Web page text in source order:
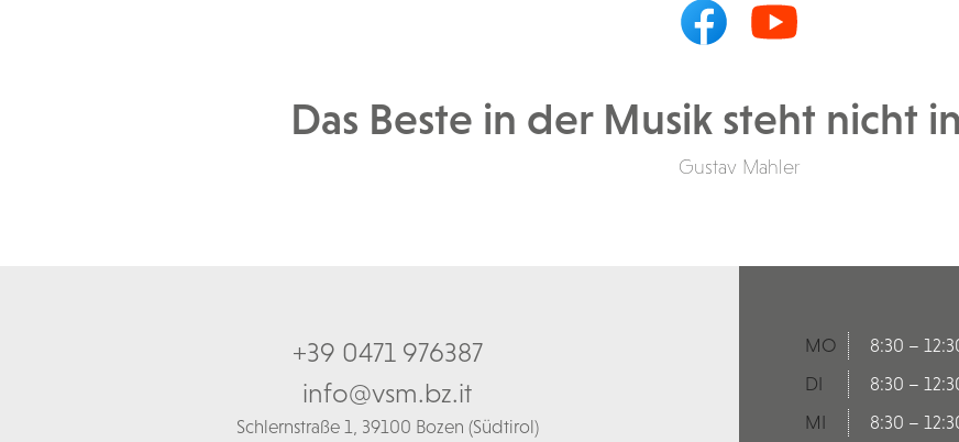
Das Beste in der Musik steht nicht
Gustav Mahler
+39 0471 976387
info@vsm.bz.it
Schlernstraße 1, 39100 Bozen (Südtirol)
MO
8:30 –
DI
8:30 –
MI
8:30 –